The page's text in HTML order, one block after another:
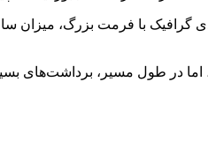
با فرمت بزرگ، میزان